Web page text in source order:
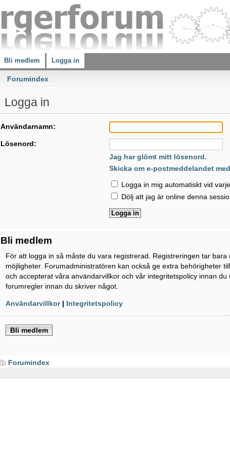
Bli medlem Logga in
Forumindex
Logga in
Användarnamn:
Lösenord:
Jag har glömt mitt lösenord.
Skicka om e-postmeddelandet
Logga in mig automatiskt vid
Dölj att jag är online denna
Bli medlem
För att logga in så måste du vara registrerad. Registreringen tar
möjligheter. Forumadministratören kan också ge extra behörigheter
och accepterat våra användarvillkor och vår integritetspolicy innan
forumregler innan du skriver något.
Användarvillkor| Integritetspolicy
Bli medlem
Forumindex